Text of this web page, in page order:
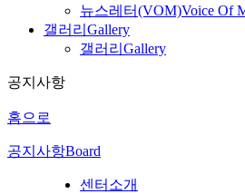
뉴스레터(VOM)Voice Of
갤러리 Gallery
갤러리 Gallery
공지사항
홈으로
공지사항Board
센터소개